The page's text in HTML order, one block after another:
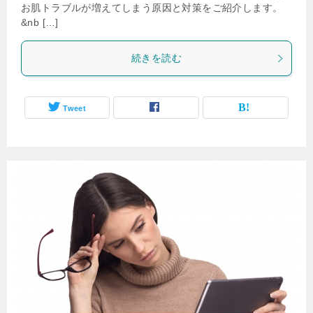
お肌トラブルが増えてしまう原因と対策をご紹介します。
&nb […]
続きを読む
Tweet